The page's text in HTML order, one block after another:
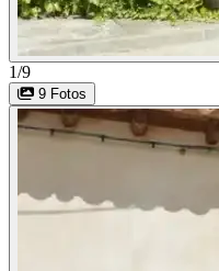
1/9
9 Fotos